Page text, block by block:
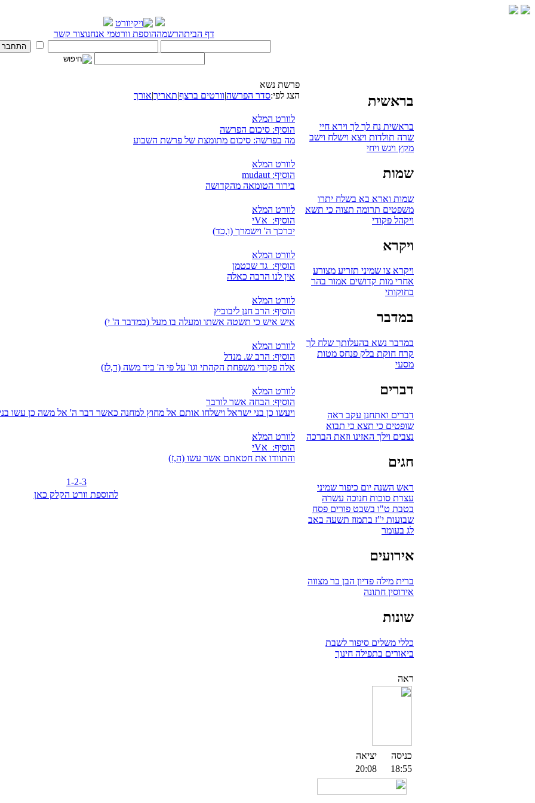
דף הביתהרשמההוספת וורטמי אנחנוצור קשר
בראשית
בראשית נח לך לך וירא חיי
שרה תולדות ויצא וישלח וישב
מקץ ויגש ויחי
שמות
שמות וארא בא בשלח יתרו
משפטים תרומה תצוה כי תשא
ויקהל פקודי
ויקרא
ויקרא צו שמיני תזריע מצורע
אחרי מות קדושים אמור בהר
בחוקותי
במדבר
במדבר נשא בהעלותך שלח לך
קרח חוקת בלק פנחס מטות
מסעי
דברים
דברים ואתחנן עקב ראה
שופטים כי תצא כי תבוא
נצבים וילך האזינו וזאת הברכה
חגים
ראש השנה יום כיפור שמיני
עצרת סוכות חנוכה עשרה
בטבת ט"ו בשבט פורים פסח
שבועות י"ז בתמוז תשעה באב
לג בעומר
אירועים
ברית מילה פדיון הבן בר מצווה
אירוסין חתונה
שונות
כללי משלים סיפור לשבת
ביאורים בתפילה חינוך
ראה
כניסה
יציאה
18:55
20:08
פרשת נשא
הצג לפי:סדר הפרשה|וורטים ברצף|תאריך|אורך
לוורט המלא
הוסיף: סיכום הפרשה
מה בפרשה: סיכום מתומצת של פרשת השבוע
לוורט המלא
הוסיף: mudaut
בירור הטומאה מהקדושה
לוורט המלא
הוסיף: אVי
יברכך ה' וישמרך (ו,כד)
לוורט המלא
הוסיף: גד שכטמן
אין לנו הרבה כאלה
לוורט המלא
הוסיף: הרב חנן ליבוביץ
איש איש כי תשטה אשתו ומעלה בו מעל (במדבר ה' י)
לוורט המלא
הוסיף: הרב ש. מנדל
אלה פקודי משפחת הקהתי וגו' על פי ה' ביד משה (ד,לז)
לוורט המלא
הוסיף: הבחה אשר לורבר
ויעשו כן בני ישראל וישלחו אותם אל מחוץ למחנה כאשר דבר ה' אל משה כן עשו
לוורט המלא
הוסיף: אVי
והתוודו את חטאתם אשר עשו (ה,ז)
1-2-3
להוספת וורט הקלק כאן